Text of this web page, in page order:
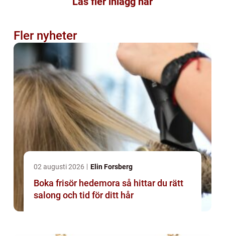
Fler nyheter
02 augusti 2026 Elin Forsberg
Boka frisör hedemora så hittar du rätt
salong och tid för ditt hår